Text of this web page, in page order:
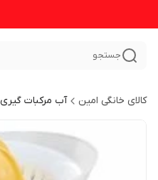
جستجو
کالای خانگی امین آب مرکبات گیری